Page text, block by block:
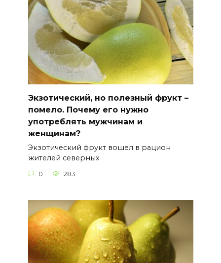
Экзотический, но полезный фрукт –
помело. Почему его нужно
употреблять мужчинам и
женщинам?
Экзотический фрукт вошел в рацион
жителей северных
0 283